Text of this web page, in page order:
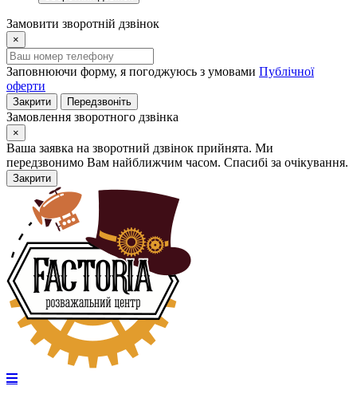
Замовити зворотній дзвінок
×
Заповнюючи форму, я погоджуюсь з умовами Публічної
оферти
Закрити Передзвоніть
Замовлення зворотного дзвінка
×
Ваша заявка на зворотний дзвінок прийнята. Ми
передзвонимо Вам найближчим часом. Спасибі за очікування.
Закрити